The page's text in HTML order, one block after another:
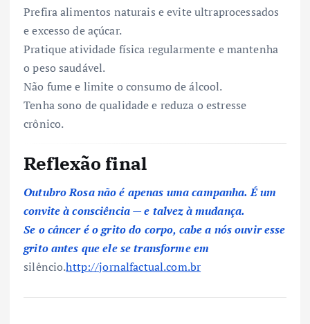
Prefira alimentos naturais e evite ultraprocessados
e excesso de açúcar.
Pratique atividade física regularmente e mantenha
o peso saudável.
Não fume e limite o consumo de álcool.
Tenha sono de qualidade e reduza o estresse
crônico.
Reflexão final
Outubro Rosanão é apenas uma campanha. É um
convite à consciência — e talvez à mudança.
Se o câncer é o grito do corpo, cabe a nós ouvir esse
grito antes que ele se transforme em
silêncio.http://jornalfactual.com.br